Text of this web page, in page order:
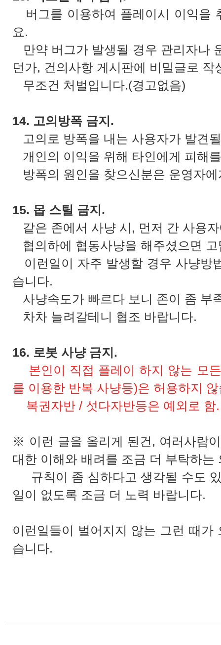
버그를 이용하여 플레이시 이익을
요.
만약 버그가 발생될 경우 관리자나
던가, 건의사항 게시판에 비밀글로 작
무조건 처벌입니다.(경고없음)
14. 고의방폭 금지.
고의로 방폭을 내는 사용자가 발견
개인의 이익을 위해 타인에게 피해
방폭의 원인을 찾으신분은 운영자
15. 몹 스틸 금지.
같은 존에서 사냥 시, 먼저 간 사용
협의하에 협동사냥을 해주셨으면 고
이런일이 자주 발생할 경우 사냥방
습니다.
사냥속도가 빠르다 보니 존이 좀 부
차차 늘려갈테니 협조 바랍니다.
16. 로봇 사냥 금지.
본인이 직접 플레이 하지 않는 모
를 이용한 반복 사냥등)은 허용하지
복권자반 / 섯다자반등은 예외로 함.
※ 이런 글을 올리게 된건, 여러사람
대한 이해와 배려를 조금 더 부탁하는
규칙이 좀 심하다고 생각될 수도
일이 없도록 조금 더 노력 바랍니다.
이런일들이 벌어지지 않는 그런 때가
습니다.